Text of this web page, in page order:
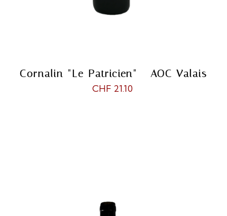
Cornalin "Le Patricien" - AOC Valais
CHF 21.10